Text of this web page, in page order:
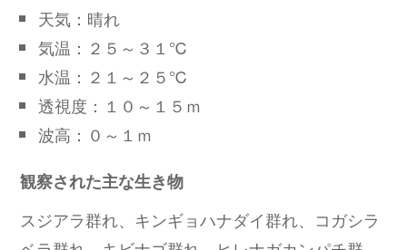
天気：晴れ
気温：２５～３１℃
水温：２１～２５℃
透視度：１０～１５ｍ
波高：０～１ｍ
観察された主な生き物
スジアラ群れ、キンギョハナダイ群れ、コガシラ